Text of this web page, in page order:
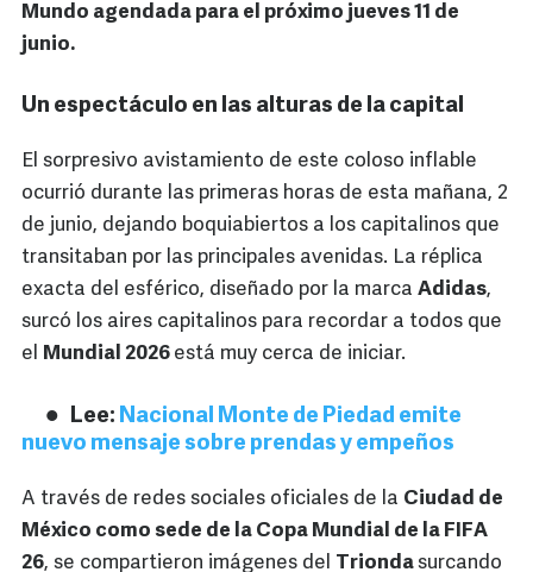
Mundo agendada para el próximo jueves 11 de
junio.
Un espectáculo en las alturas de la capital
El sorpresivo avistamiento de este coloso inflable
ocurrió durante las primeras horas de esta mañana, 2
de junio, dejando boquiabiertos a los capitalinos que
transitaban por las principales avenidas. La réplica
exacta del esférico, diseñado por la marca Adidas,
surcó los aires capitalinos para recordar a todos que
el
Mundial 2026 está muy cerca de iniciar.
Lee: Nacional Monte de Piedad emite
nuevo mensaje sobre prendas y empeños
A través de redes sociales oficiales de la Ciudad de
México como sede de la Copa Mundial de la FIFA
26, se compartieron imágenes del Triondasurcando